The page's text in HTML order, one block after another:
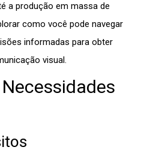
a produção em massa de
como você pode navegar
informadas para obter
visual.